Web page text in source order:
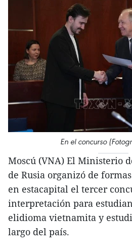
En el concurso
Moscú (VNA) El Ministerio
de Rusia organizó de
en estacapital el tercer
interpretación para
elidioma vietnamita y
largo del país.